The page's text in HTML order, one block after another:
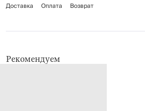
Размер: 10 см.
Доставка
Оплата Возврат
Рекомендуем